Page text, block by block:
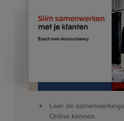
Leer de
Online kennen.